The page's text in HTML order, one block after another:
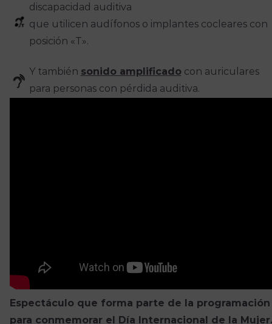
discapacidad auditiva
que utilicen audífonos o implantes cocleares con
posición «T».
Y también sonido amplificadocon auriculares
para personas con pérdida auditiva.
Espectáculo que forma parte de la programación
para conmemorar el Día Internacional de la Mujer.